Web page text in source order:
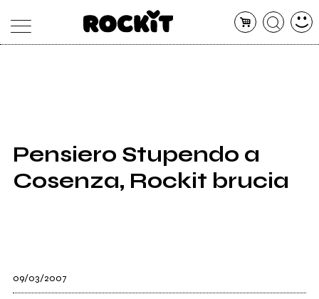
SHOP
RADIO
Pensiero Stupendo a
Cosenza, Rockit brucia
09/03/2007